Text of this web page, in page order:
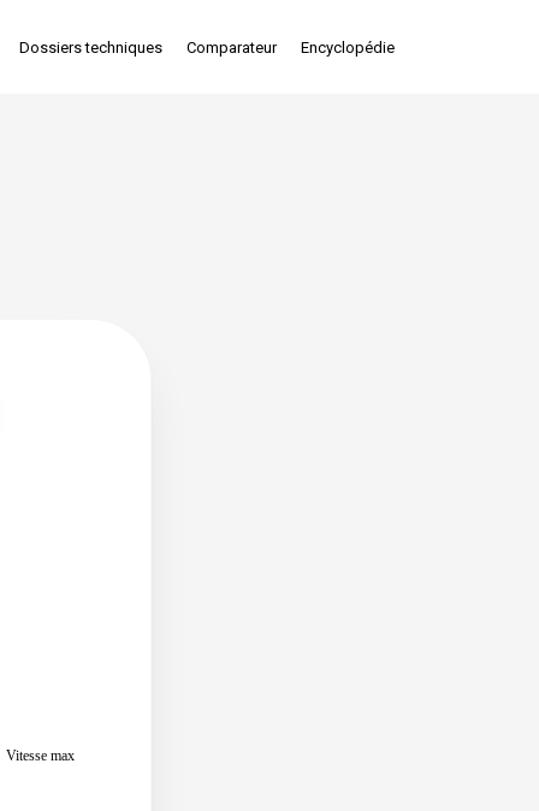
Dossiers techniques Comparateur Encyclopédie